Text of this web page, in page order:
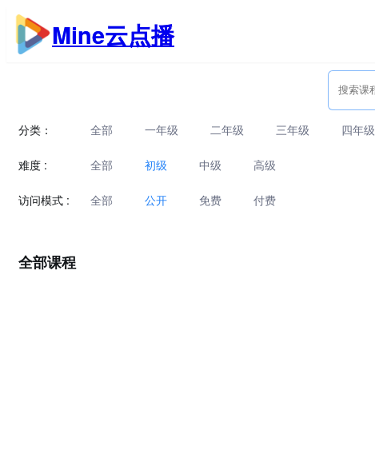
跳
至
内
Mine云点播
分类： 全部 一年级 二年级 三年级 四年级
难度 : 全部 初级 中级 高级
访问模式 : 全部 公开 免费 付费
全部课程